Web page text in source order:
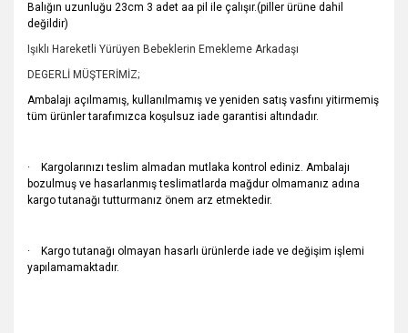
Balığın uzunluğu 23cm 3 adet aa pil ile çalışır.(piller ürüne dahil
değildir)
Işıklı Hareketli Yürüyen Bebeklerin Emekleme Arkadaşı
DEGERLİ MÜŞTERİMİZ;
Ambalajı açılmamış, kullanılmamış ve yeniden satış vasfını yitirmemiş
tüm ürünler tarafımızca koşulsuz iade garantisi altındadır.
· Kargolarınızı teslim almadan mutlaka kontrol ediniz. Ambalajı
bozulmuş ve hasarlanmış teslimatlarda mağdur olmamanız adına
kargo tutanağı tutturmanız önem arz etmektedir.
· Kargo tutanağı olmayan hasarlı ürünlerde iade ve değişim işlemi
yapılamamaktadır.